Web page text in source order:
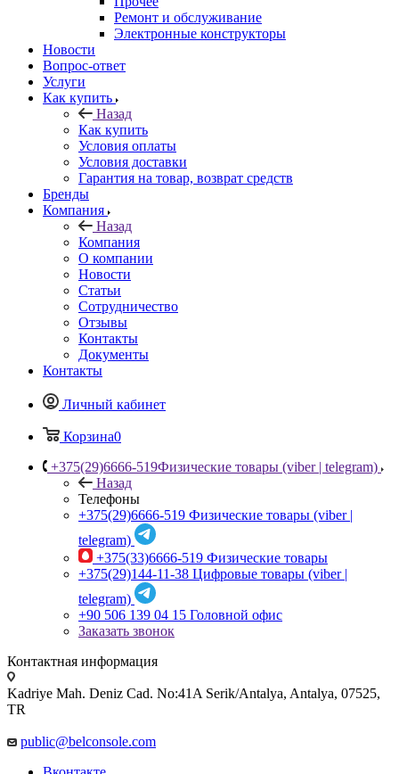
Ремонт и обслуживание
Электронные конструкторы
Новости
Вопрос-ответ
Услуги
Как купить
Назад
Как купить
Условия оплаты
Условия доставки
Гарантия на товар, возврат средств
Бренды
Компания
Назад
Компания
О компании
Новости
Статьи
Сотрудничество
Отзывы
Контакты
Документы
Контакты
Личный кабинет
Корзина0
+375(29)6666-519Физические товары (viber | telegram)
Назад
Телефоны
+375(29)6666-519 Физические товары (viber |
telegram)
+375(33)6666-519 Физические товары
+375(29)144-11-38 Цифровые товары (viber |
telegram)
+90 506 139 04 15 Головной офис
Заказать звонок
Контактная информация
Kadriye Mah. Deniz Cad. No:41A Serik/Antalya, Antalya, 07525,
TR
public@belconsole.com